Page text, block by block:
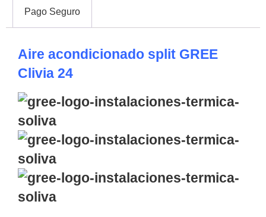
Pago Seguro
Aire acondicionado split GREE
Clivia 24